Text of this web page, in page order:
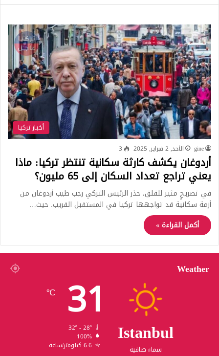
أخبار تركيا
gine الأحد, 2 فبراير, 2025 3
أردوغان يكشف كارثة سكانية تنتظر تركيا: ماذا
يعني تراجع تعداد السكان إلى 65 مليون؟
في تصريحٍ مثير للقلق، حذر الرئيس التركي رجب طيب أردوغان من
أزمة سكانية قد تواجهها تركيا في المستقبل القريب. حيث…
أكمل القراءة »
Weather
Istanbul
سماء صافية
31
℃
32º - 28º
100%
6.6 كيلومتر/ساعة